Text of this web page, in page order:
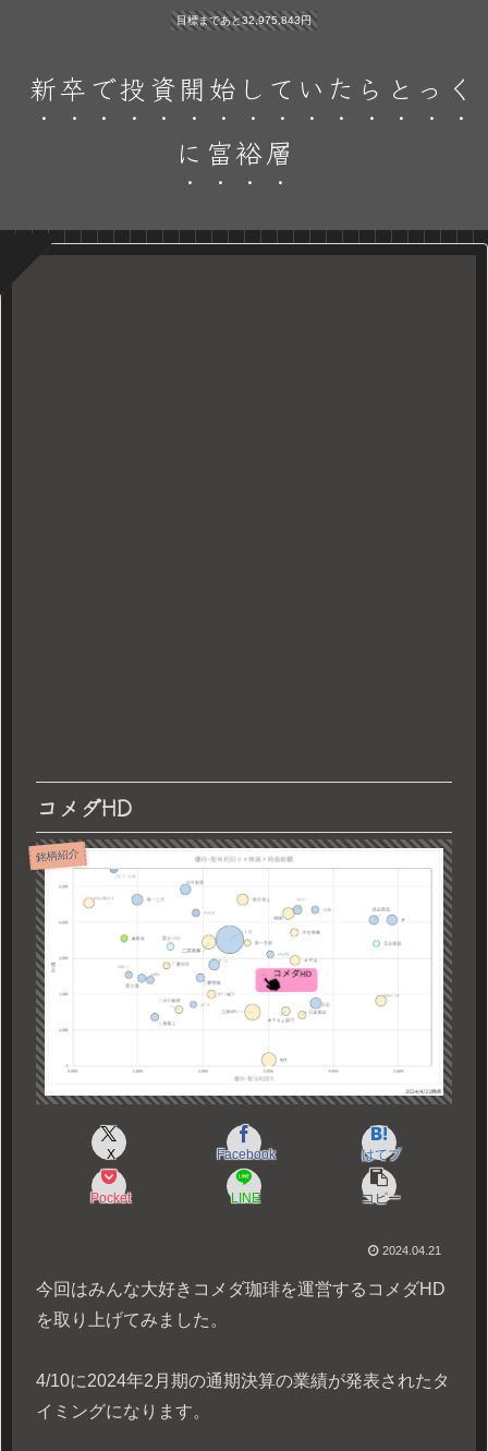
目標まであと32,975,843円
新卒で投資開始していたらとっく
に富裕層
コメダHD
銘柄紹介
X Facebook はてブ
Pocket LINE コピー
2024.04.21
今回はみんな大好きコメダ珈琲を運営するコメダHD
を取り上げてみました。
4/10に2024年2月期の通期決算の業績が発表されたタ
イミングになります。